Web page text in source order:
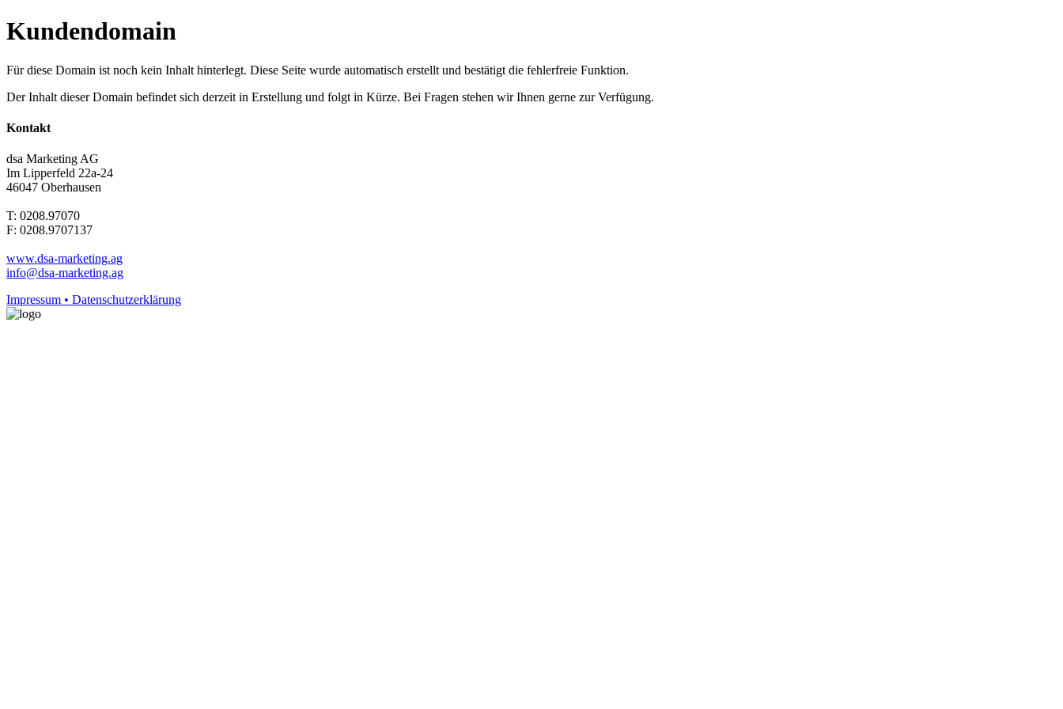
Kundendomain
Für diese Domain ist noch kein Inhalt hinterlegt. Diese Seite wurde automatisch erstellt und bestätigt die fehlerfreie Funktion.
Der Inhalt dieser Domain befindet sich derzeit in Erstellung und folgt in Kürze. Bei Fragen stehen wir Ihnen gerne zur Verfügung.
Kontakt
dsa Marketing AG
Im Lipperfeld 22a-24
46047 Oberhausen
T: 0208.97070
F: 0208.9707137
www.dsa-marketing.ag
info@dsa-marketing.ag
Impressum • Datenschutzerklärung